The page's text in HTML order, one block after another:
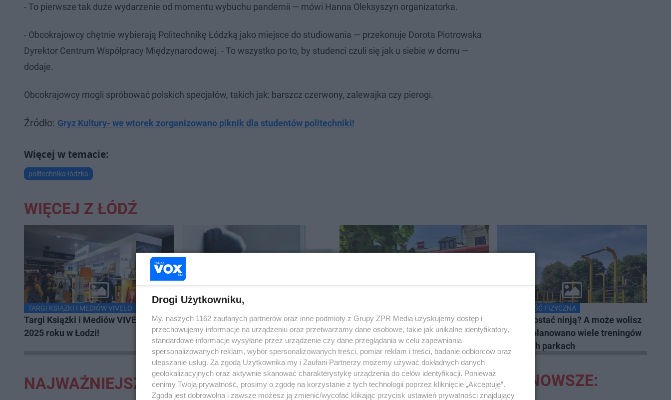
- To pierwsze tak duże wydarzenie od momentu wybuchu pandemii — mówi Hanna Oleksyszyn organizatorka.
- Obcokrajowcy chętnie wybierają Politechnikę Łódzką jako miejsce do studiowania — przekonuje Dorota Piotrowska
Dyrektor Centrum Współpracy Międzynarodowej. - To wszystko po to, by studenci czuli się jak u siebie w domu —
dodaje.
Obcokrajowcy mogli spróbować polskich specjałów, takich jak: barszcz czerwony, zalewajka czy pierogi.
Źródło: Gryz Kultury- we wtorek zorganizowano piknik dla studentów politechniki!
politechnika łódzka
WIĘCEJ Z ŁÓDŹ
TARGI KSIĄŻKI I MEDIÓW VIVELO
Targi Książki i Mediów VIVELO w
2025 roku w Łodzi!
Miała 4 promile alkoholu i
„opiekowała się” córeczką. O krok od
tragedii w Radomsku
Po Łodzi kursuje piętrowy autobus.
Przejazdy są darmowe!
AKTYWNOŚĆ FIZYCZNA
Chcesz zostać ninją? A może wolisz
jogę? Zaplanowano wiele treningów
w łódzkich parkach
NAJWAŻNIEJSZE: NAJNOWSZE:
Drogi Użytkowniku,
My, naszych 1162 zaufanych partnerów oraz inne podmioty z Grupy ZPR Media uzyskujemy dostęp i
przechowujemy informacje na urządzeniu oraz przetwarzamy dane osobowe, takie jak unikalne identyfikatory,
standardowe informacje wysyłane przez urządzenie czy dane przeglądania w celu zapewniania
spersonalizowanych reklam, wybór spersonalizowanych treści, pomiar reklam i treści, badanie odbiorców oraz
ulepszanie usług. Za zgodą Użytkownika my i Zaufani Partnerzy możemy używać dokładnych danych
geolokalizacyjnych oraz aktywnie skanować charakterystykę urządzenia do celów identyfikacji. Ponieważ
cenimy Twoją prywatność, prosimy o zgodę na korzystanie z tych technologii poprzez kliknięcie „Akceptuję”.
Zgoda jest dobrowolna i zawsze możesz ją zmienić/wycofać klikając przycisk ustawień prywatności znajdujący